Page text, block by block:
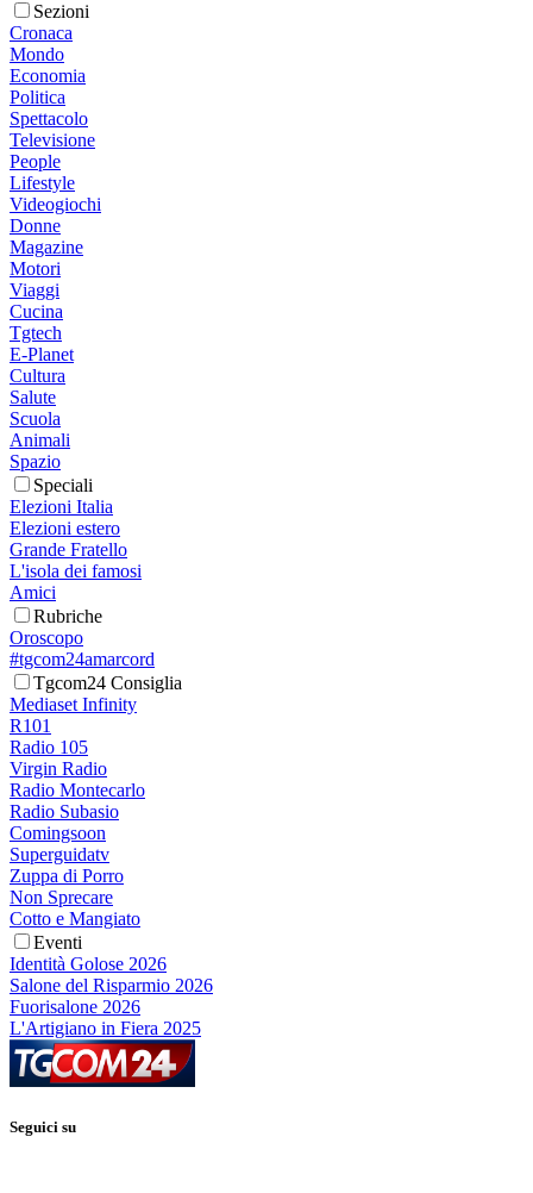
Sezioni
Cronaca
Mondo
Economia
Politica
Spettacolo
Televisione
People
Lifestyle
Videogiochi
Donne
Magazine
Motori
Viaggi
Cucina
Tgtech
E-Planet
Cultura
Salute
Scuola
Animali
Spazio
Speciali
Elezioni Italia
Elezioni estero
Grande Fratello
L'isola dei famosi
Amici
Rubriche
Oroscopo
#tgcom24amarcord
Tgcom24 Consiglia
Mediaset Infinity
R101
Radio 105
Virgin Radio
Radio Montecarlo
Radio Subasio
Comingsoon
Superguidatv
Zuppa di Porro
Non Sprecare
Cotto e Mangiato
Eventi
Identità Golose 2026
Salone del Risparmio 2026
Fuorisalone 2026
L'Artigiano in Fiera 2025
Seguici su